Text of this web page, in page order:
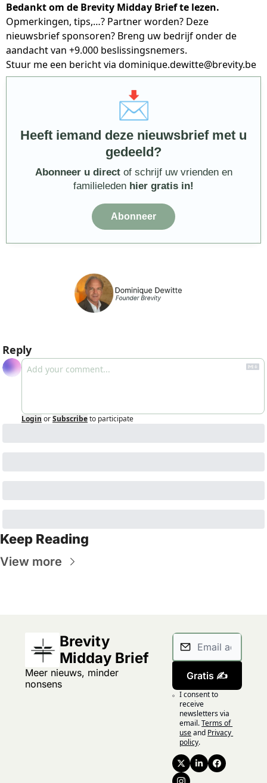
Bedankt om de Brevity Midday Brief te lezen.
Opmerkingen, tips,…? Partner worden? Deze
nieuwsbrief sponsoren? Breng uw bedrijf onder de
aandacht van +9.000 beslissingsnemers.
Stuur me een bericht via dominique.dewitte@brevity.be
📩
Heeft iemand deze nieuwsbrief met u
gedeeld?
Abonneer u directof schrijf uw vrienden en
familieleden hier gratis in!
Abonneer
Reply
Login orSubscribeto participate
Keep Reading
View more
Brevity
Midday Brief
Meer nieuws, minder
nonsens
Gratis ✍️
I consent to
receive
newsletters via
email.Terms of
useand Privacy
policy.